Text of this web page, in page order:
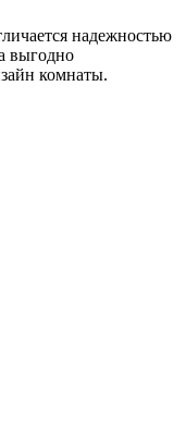
надежностью
выгодно
комнаты.